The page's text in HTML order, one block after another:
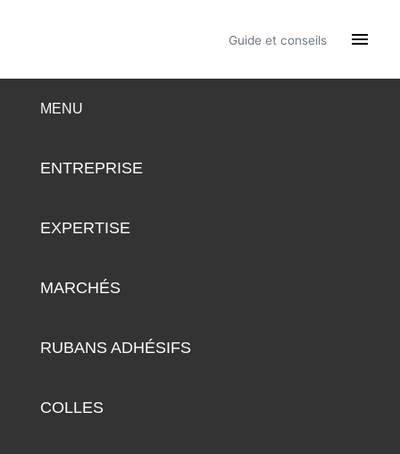
Guide et conseils 
MENU
ENTREPRISE
EXPERTISE
MARCHÉS
RUBANS ADHÉSIFS
COLLES